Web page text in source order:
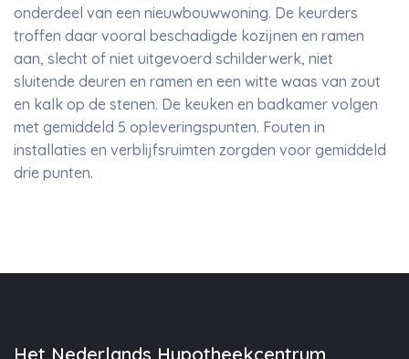
onderdeel van een nieuwbouwwoning. De keurders
troffen daar vooral beschadigde kozijnen en ramen
aan, slecht of niet uitgevoerd schilderwerk, niet
sluitende deuren en ramen en een witte waas van zout
en kalk op de stenen. De keuken en badkamer volgen
met gemiddeld 5 opleveringspunten. Fouten in
installaties en verblijfsruimten zorgden voor gemiddeld
drie punten.
Het Nederlands Hypotheekcentrum